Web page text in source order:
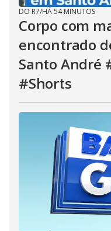
DO R7/HÁ 54 MINUTOS
Corpo com
encontrado
Santo André
#Shorts